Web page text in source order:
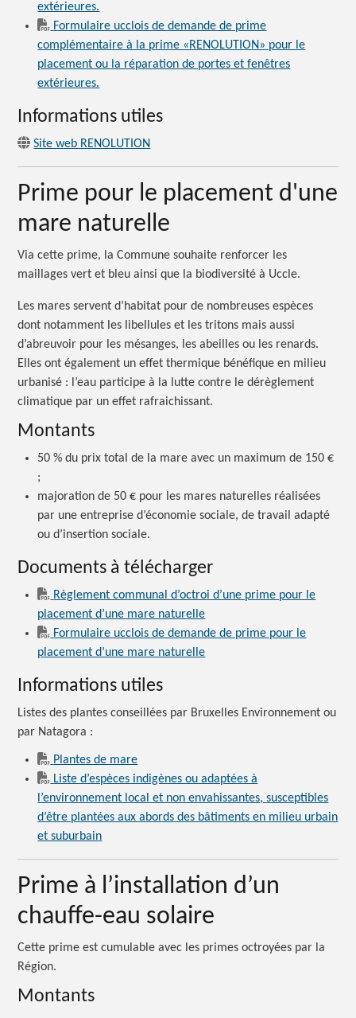
extérieures.
Formulaire ucclois de demande de prime
complémentaire à la prime «RENOLUTION» pour le
placement ou la réparation de portes et fenêtres
extérieures.
Informations utiles
Site web RENOLUTION
Prime pour le placement d'une
mare naturelle
Via cette prime, la Commune souhaite renforcer les
maillages vert et bleu ainsi que la biodiversité à Uccle.
Les mares servent d’habitat pour de nombreuses espèces
dont notamment les libellules et les tritons mais aussi
d’abreuvoir pour les mésanges, les abeilles ou les renards.
Elles ont également un effet thermique bénéfique en milieu
urbanisé : l’eau participe à la lutte contre le dérèglement
climatique par un effet rafraichissant.
Montants
50 % du prix total de la mare avec un maximum de 150 €
;
majoration de 50 € pour les mares naturelles réalisées
par une entreprise d’économie sociale, de travail adapté
ou d’insertion sociale.
Documents à télécharger
Règlement communal d’octroi d’une prime pour le
placement d’une mare naturelle
Formulaire ucclois de demande de prime pour le
placement d’une mare naturelle
Informations utiles
Listes des plantes conseillées par Bruxelles Environnement ou
par Natagora :
Plantes de mare
Liste d’espèces indigènes ou adaptées à
l’environnement local et non envahissantes, susceptibles
d’être plantées aux abords des bâtiments en milieu urbain
et suburbain
Prime à l’installation d’un
chauffe-eau solaire
Cette prime est cumulable avec les primes octroyées par la
Région.
Montants